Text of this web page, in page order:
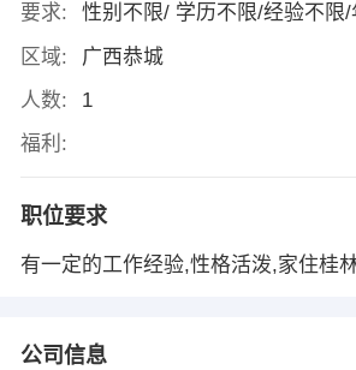
要求:
性别不限/ 学历不限/经验不限/
区域:
广西恭城
人数:
1
福利:
职位要求
有一定的工作经验,性格活泼,家住桂
公司信息